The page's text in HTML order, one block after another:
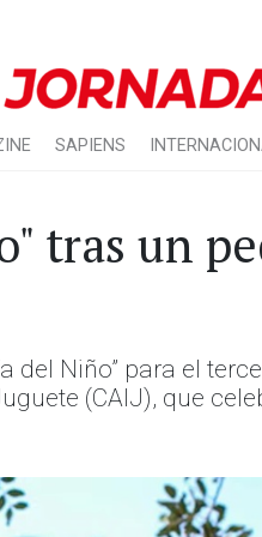
SAPIENS
tras un
Niño” para el
(CAIJ), que